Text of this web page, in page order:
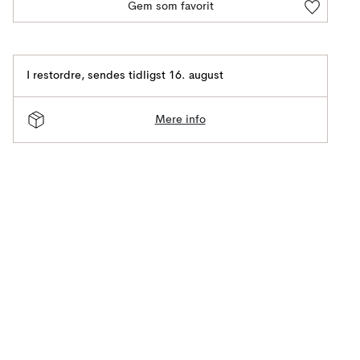
Gem som favorit
I restordre, sendes tidligst 16. august
Mere info